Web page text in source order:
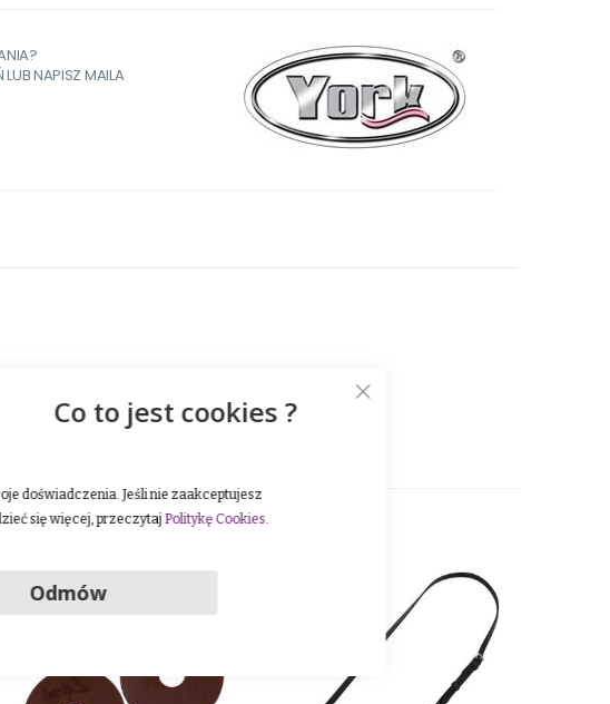
NAPISZ MAILA
Co to jest cookies ?
doświadczenia. Jeśli nie zaakceptujesz
się więcej, przeczytaj Politykę Cookies.
Odmów